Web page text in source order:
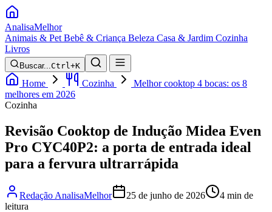
AnalisaMelhor
Animais & Pet Bebê & Criança Beleza Casa & Jardim Cozinha
Livros
Buscar...Ctrl+K
Home Cozinha
Melhor cooktop 4 bocas: os 8
melhores em 2026
Cozinha
Revisão Cooktop de Indução Midea Even
Pro CYC40P2: a porta de entrada ideal
para a fervura ultrarrápida
Redação AnalisaMelhor 25 de junho de 2026
4 min de
leitura